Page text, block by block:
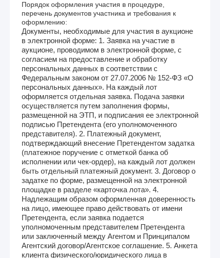
Порядок оформления участия в процедуре,
перечень документов участника и требования к
оформлению:
Документы, необходимые для участия в аукционе
в электронной форме: 1. Заявка на участие в
аукционе, проводимом в электронной форме, с
согласием на предоставление и обработку
персональных данных в соответствии с
Федеральным законом от 27.07.2006 № 152-ФЗ «О
персональных данных». На каждый лот
оформляется отдельная заявка. Подача заявки
осуществляется путем заполнения формы,
размещенной на ЭТП, и подписания ее электронной
подписью Претендента (его уполномоченного
представителя). 2. Платежный документ,
подтверждающий внесение Претендентом задатка
(платежное поручение с отметкой банка об
исполнении или чек-ордер), на каждый лот должен
быть отдельный платежный документ. 3. Договор о
задатке по форме, размещенной на электронной
площадке в разделе «карточка лота». 4.
Надлежащим образом оформленная доверенность
на лицо, имеющее право действовать от имени
Претендента, если заявка подается
уполномоченным представителем Претендента
или заключенный между Агентом и Принципалом
Агентский договор/Агентское соглашение. 5. Анкета
клиента физического/юридического лица в